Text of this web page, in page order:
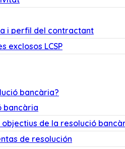
i perfil del contractant
exclosos LCSP
bancària?
bancària
objectius de la resolució
de resolución